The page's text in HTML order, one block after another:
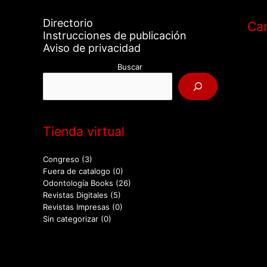
Directorio
Instrucciones de publicación
Aviso de privacidad
Buscar
Tienda virtual
Congreso (3)
Fuera de catalogo (0)
Odontología Books (26)
Revistas Digitales (5)
Revistas Impresas (0)
Sin categorizar (0)